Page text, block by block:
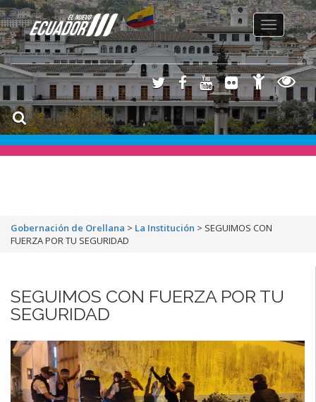
Toggle
navigation
Gobernación de Orellana > La Institución > SEGUIMOS CON
FUERZA POR TU SEGURIDAD
SEGUIMOS CON FUERZA POR TU
SEGURIDAD